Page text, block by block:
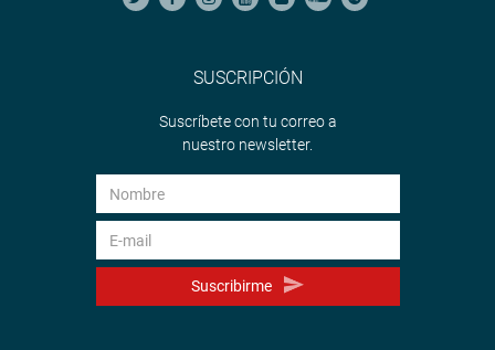
SUSCRIPCIÓN
Suscríbete con tu correo a
nuestro newsletter.
Suscribirme